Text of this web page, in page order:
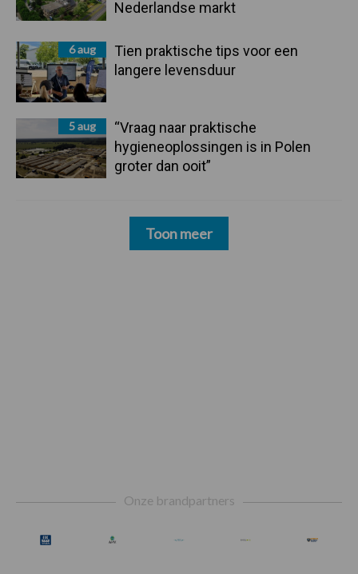
Nederlandse markt
6 aug
Tien praktische tips voor een
langere levensduur
5 aug
“Vraag naar praktische
hygieneoplossingen is in Polen
groter dan ooit”
Toon meer
Onze brandpartners